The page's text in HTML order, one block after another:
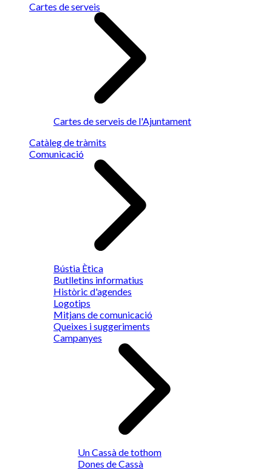
Cartes de serveis
Cartes de serveis de l'Ajuntament
Catàleg de tràmits
Comunicació
Bústia Ètica
Butlletins informatius
Històric d'agendes
Logotips
Mitjans de comunicació
Queixes i suggeriments
Campanyes
Un Cassà de tothom
Dones de Cassà